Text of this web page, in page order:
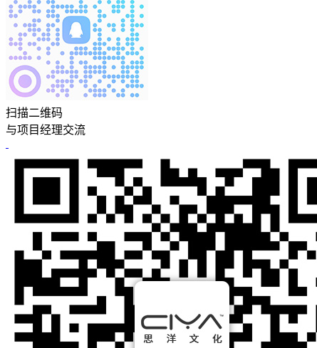
扫描二维码
与项目经理交流